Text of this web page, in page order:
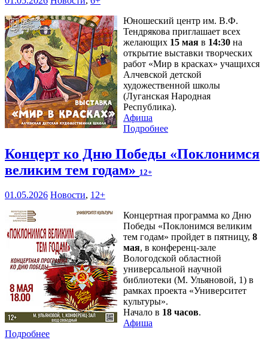
Юношеский центр им. В.Ф.
Тендрякова приглашает всех
желающих 15 мая в 14:30 на
открытие выставки творческих
работ «Мир в красках» учащихся
Алчевской детской
художественной школы
(Луганская Народная
Республика).
Афиша
Подробнее
Концерт ко Дню Победы «Поклонимся
великим тем годам» 12+
01.05.2026 Новости, 12+
Концертная программа ко Дню
Победы «Поклонимся великим
тем годам» пройдет в пятницу, 8
мая, в конференц-зале
Вологодской областной
универсальной научной
библиотеки (М. Ульяновой, 1) в
рамках проекта «Университет
культуры».
Начало в 18 часов.
Афиша
Подробнее